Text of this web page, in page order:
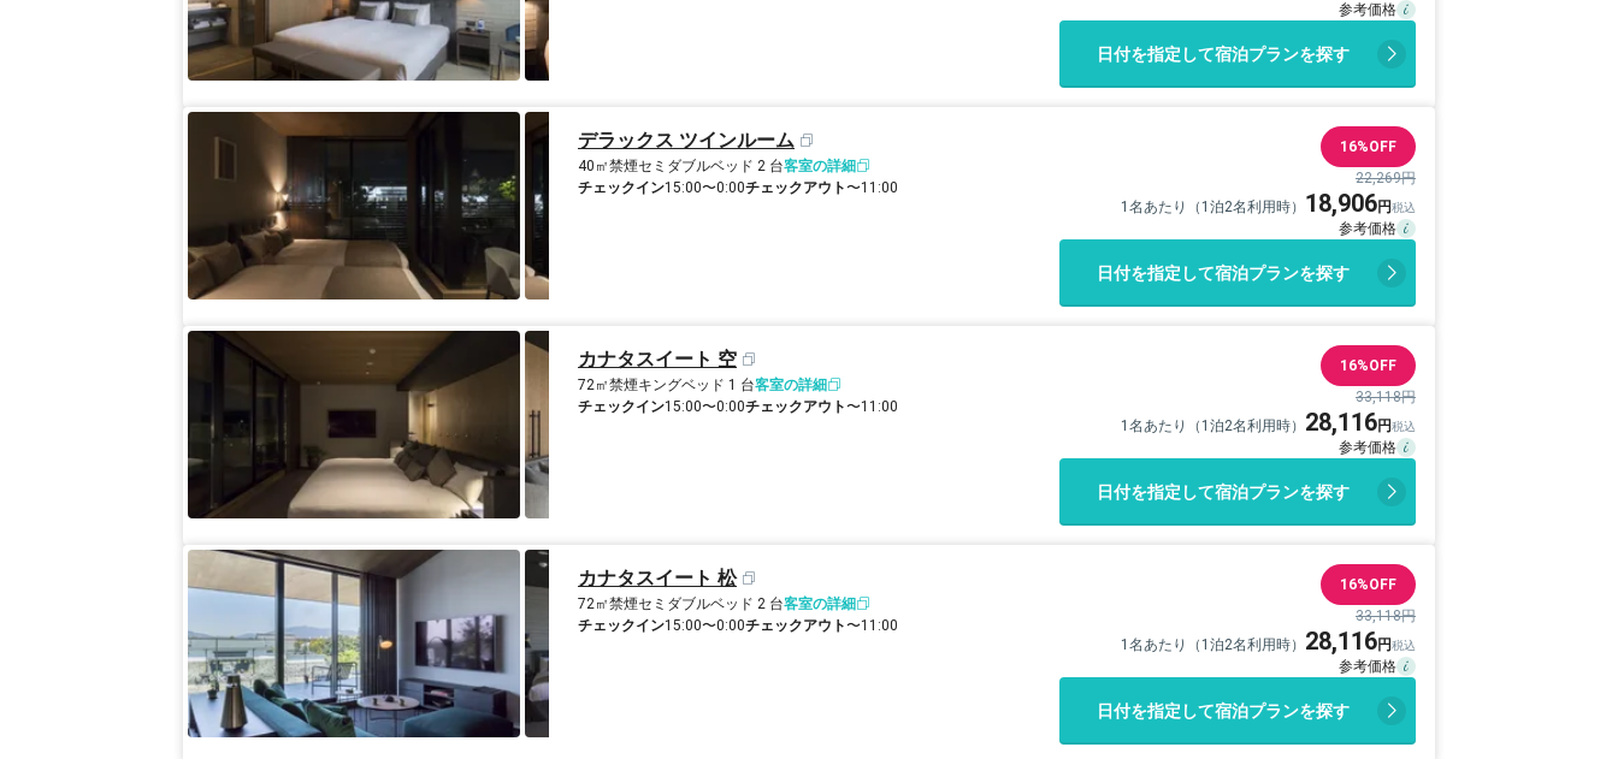
日付を指定して宿泊プランを探す
デラックス ツインルーム
40㎡禁煙セミダブルベッド 2 台客室の詳細
チェックイン15:00〜0:00チェックアウト〜11:00
16%OFF
22,269円
1名あたり（1泊2名利用時） 18,906
日付を指定して宿泊プランを探す
カナタスイート 空
72㎡禁煙キングベッド 1 台客室の詳細
チェックイン15:00〜0:00チェックアウト〜11:00
16%OFF
33,118円
1名あたり（1泊2名利用時） 28,116
日付を指定して宿泊プランを探す
カナタスイート 松
72㎡禁煙セミダブルベッド 2 台客室の詳細
チェックイン15:00〜0:00チェックアウト〜11:00
16%OFF
33,118円
1名あたり（1泊2名利用時） 28,116
日付を指定して宿泊プランを探す